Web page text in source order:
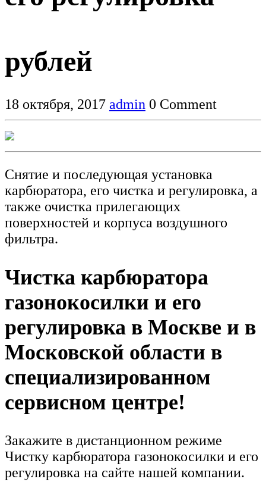
рублей
18 октября, 2017 admin 0 Comment
Снятие и последующая установка
карбюратора, его чистка и регулировка, а
также очистка прилегающих
поверхностей и корпуса воздушного
фильтра.
Чистка карбюратора
газонокосилки и его
регулировка в Москве и в
Московской области в
специализированном
сервисном центре!
Закажите в дистанционном режиме
Чистку карбюратора газонокосилки и его
регулировка на сайте нашей компании.